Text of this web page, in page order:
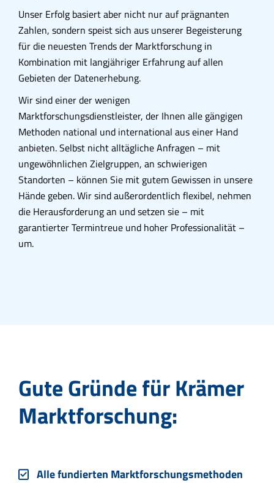
Unser Erfolg basiert aber nicht nur auf prägnanten
Zahlen, sondern speist sich aus unserer Begeisterung
für die neuesten Trends der Marktforschung in
Kombination mit langjähriger Erfahrung auf allen
Gebieten der Datenerhebung.
Wir sind einer der wenigen
Marktforschungsdienstleister, der Ihnen alle gängigen
Methoden national und international aus einer Hand
anbieten. Selbst nicht alltägliche Anfragen – mit
ungewöhnlichen Zielgruppen, an schwierigen
Standorten – können Sie mit gutem Gewissen in unsere
Hände geben. Wir sind außerordentlich flexibel, nehmen
die Herausforderung an und setzen sie – mit
garantierter Termintreue und hoher Professionalität –
um.
Gute Gründe für Krämer
Marktforschung:
Alle fundierten Marktforschungsmethoden